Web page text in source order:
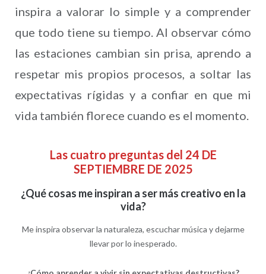
inspira a valorar lo simple y a comprender
que todo tiene su tiempo. Al observar cómo
las estaciones cambian sin prisa, aprendo a
respetar mis propios procesos, a soltar las
expectativas rígidas y a confiar en que mi
vida también florece cuando es el momento.
Las cuatro preguntas del 24 DE
SEPTIEMBRE DE 2025
¿Qué cosas me inspiran a ser más creativo en la
vida?
Me inspira observar la naturaleza, escuchar música y dejarme
llevar por lo inesperado.